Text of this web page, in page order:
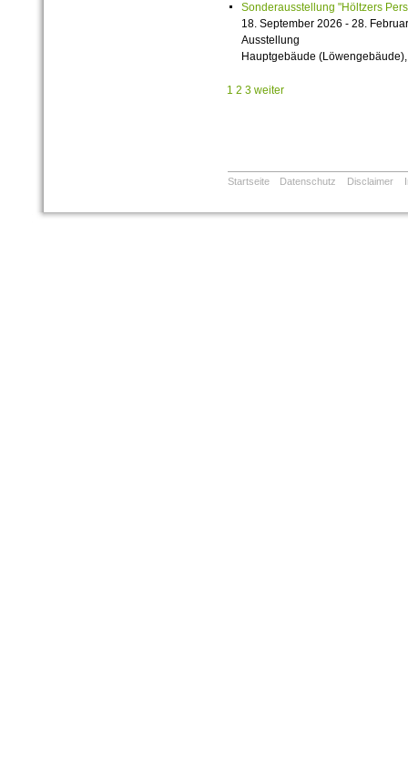
Sonderausstellung "Höltzers
18. September 2026 - 28.
Ausstellung
Hauptgebäude
1 2 3 weiter
Startseite Datenschutz Disclaimer